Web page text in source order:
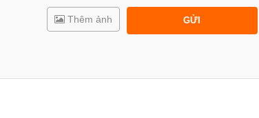
GỬI
Thêm ảnh